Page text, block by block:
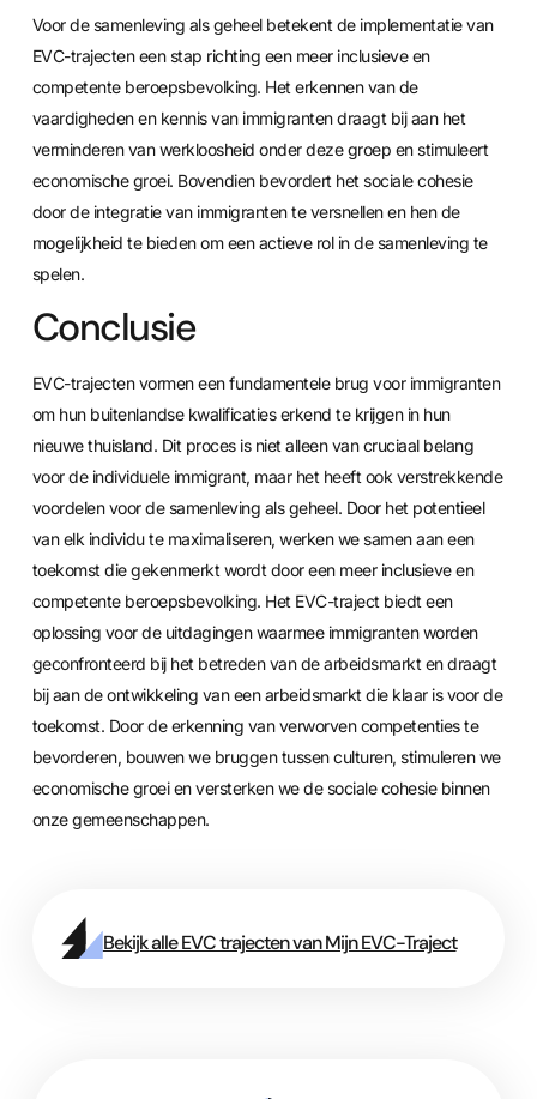
Voor de samenleving als geheel betekent de implementatie van
EVC-trajecten een stap richting een meer inclusieve en
competente beroepsbevolking. Het erkennen van de
vaardigheden en kennis van immigranten draagt bij aan het
verminderen van werkloosheid onder deze groep en stimuleert
economische groei. Bovendien bevordert het sociale cohesie
door de integratie van immigranten te versnellen en hen de
mogelijkheid te bieden om een actieve rol in de samenleving te
spelen.
Conclusie
EVC-trajecten vormen een fundamentele brug voor immigranten
om hun buitenlandse kwalificaties erkend te krijgen in hun
nieuwe thuisland. Dit proces is niet alleen van cruciaal belang
voor de individuele immigrant, maar het heeft ook verstrekkende
voordelen voor de samenleving als geheel. Door het potentieel
van elk individu te maximaliseren, werken we samen aan een
toekomst die gekenmerkt wordt door een meer inclusieve en
competente beroepsbevolking. Het EVC-traject biedt een
oplossing voor de uitdagingen waarmee immigranten worden
geconfronteerd bij het betreden van de arbeidsmarkt en draagt
bij aan de ontwikkeling van een arbeidsmarkt die klaar is voor de
toekomst. Door de erkenning van verworven competenties te
bevorderen, bouwen we bruggen tussen culturen, stimuleren we
economische groei en versterken we de sociale cohesie binnen
onze gemeenschappen.
Bekijk alle EVC trajecten van Mijn EVC-Traject